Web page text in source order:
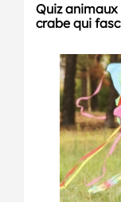
Quiz animaux
crabe qui